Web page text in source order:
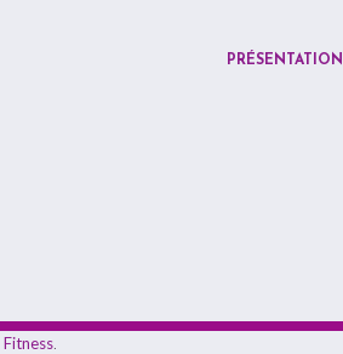
PRÉSENTATION
Fitness